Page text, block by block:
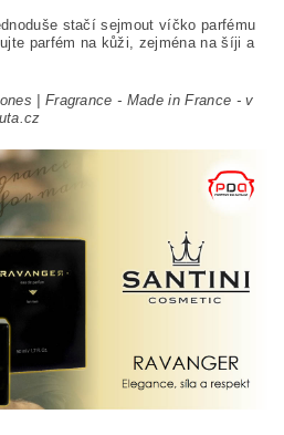
stačí sejmout víčko parfému
parfém na kůži, zejména na šíji a
| Fragrance - Made in France - v